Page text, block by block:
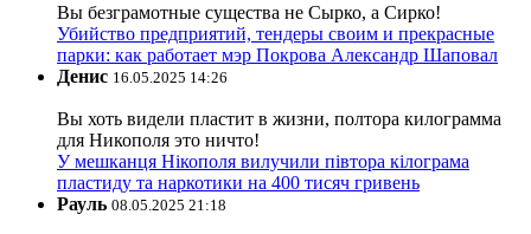
Вы безграмотные существа не Сырко, а Сирко!
Убийство предприятий, тендеры своим и прекрасные
парки: как работает мэр Покрова Александр Шаповал
Денис 16.05.2025 14:26
Вы хоть видели пластит в жизни, полтора килограмма
для Никополя это ничто!
У мешканця Нікополя вилучили півтора кілограма
пластиду та наркотики на 400 тисяч гривень
Рауль 08.05.2025 21:18